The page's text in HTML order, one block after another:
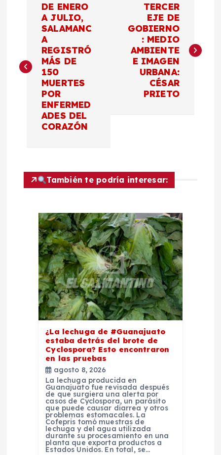
e
ó
DE ENERO
A JULIO,
SALAMANC
A
REGISTRÓ
MÁS DE
150
MUERTES
POR
ENFERMED
ADES DEL
CORAZÓN
TERCER
EJE DE
GOBIERNO
: MEDIO
AMBIENTE
E IMAGEN
URBANA:
CÉSAR
PRIETO
También te podría interesar:
¿La lechuga de #Guanajuato
estaba detrás del brote de
Cyclospora? Esto encontraron
en las pruebas
agosto 8, 2026
La lechuga producida en
Guanajuato fue revisada después
de que surgiera una alerta por
casos de Cyclospora, un parásito
que puede causar diarrea y otros
problemas estomacales. La
Cofepris tomó muestras de
lechuga y del agua utilizada
durante su procesamiento en una
planta que exporta productos a
Estados Unidos. En total, se…